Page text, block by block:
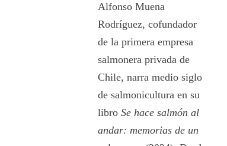
Alfonso Muena
Rodríguez, cofundador
de la primera empresa
salmonera privada de
Chile, narra medio siglo
de salmonicultura en su
libroSe hace salmón al
andar: memorias de un